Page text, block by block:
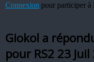
Connexion pour participer à
Giokol a
pour RS2 23